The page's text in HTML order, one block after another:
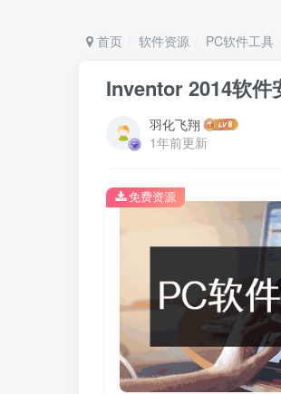
首页 软件资源 PC软件工具
Inventor 2014软件
羽化飞翔
1年前更新
免费资源